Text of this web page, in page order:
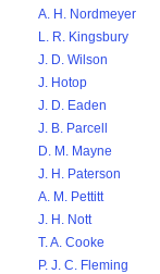
A. H. Nordmeyer
L. R. Kingsbury
J. D. Wilson
J. Hotop
J. D. Eaden
J. B. Parcell
D. M. Mayne
J. H. Paterson
A. M. Pettitt
J. H. Nott
T. A. Cooke
P. J. C. Fleming